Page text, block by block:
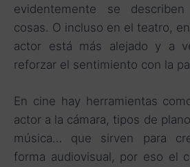
evidentemente se
cosas. O incluso en el teatro,
actor está más alejado y a
reforzar el sentimiento con la
En cine hay herramientas
actor a la cámara, tipos de
música… que sirven para
forma audiovisual, por eso el